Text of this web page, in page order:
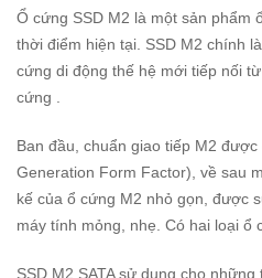
Ổ cứng SSD M2 là một sản phẩm
thời điểm hiện tại. SSD M2 chính
cứng di động thế hệ mới tiếp nối
cứng .
Ban đầu, chuẩn giao tiếp M2
Generation Form Factor), về sau
kế của ổ cứng M2 nhỏ gọn, được
máy tính mỏng, nhẹ. Có hai loại ổ
SSD M2 SATA sử dụng cho